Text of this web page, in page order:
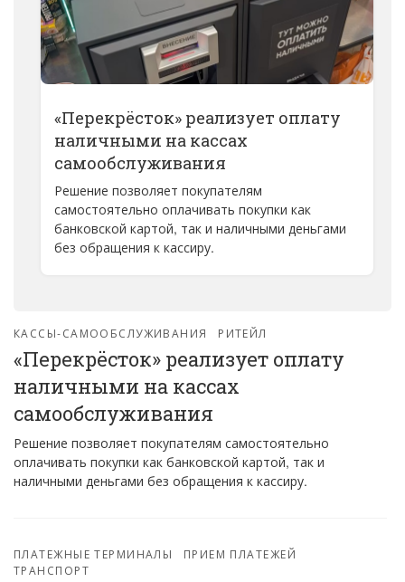
«Перекрёсток» реализует оплату
наличными на кассах
самообслуживания
Решение позволяет покупателям
самостоятельно оплачивать покупки как
банковской картой, так и наличными деньгами
без обращения к кассиру.
КАССЫ-САМООБСЛУЖИВАНИЯ РИТЕЙЛ
«Перекрёсток» реализует оплату
наличными на кассах
самообслуживания
Решение позволяет покупателям самостоятельно
оплачивать покупки как банковской картой, так и
наличными деньгами без обращения к кассиру.
ПЛАТЕЖНЫЕ ТЕРМИНАЛЫ
ПРИЕМ ПЛАТЕЖЕЙ
ТРАНСПОРТ